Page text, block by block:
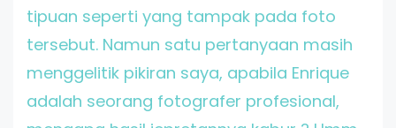
tipuan seperti yang tampak pada foto
tersebut. Namun satu pertanyaan masih
menggelitik pikiran saya, apabila Enrique
adalah seorang fotografer profesional,